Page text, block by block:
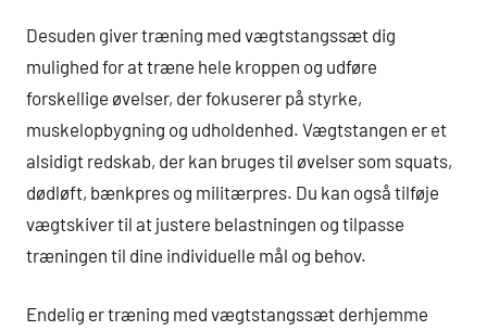
Desuden giver træning med vægtstangssæt dig
mulighed for at træne hele kroppen og udføre
forskellige øvelser, der fokuserer på styrke,
muskelopbygning og udholdenhed. Vægtstangen er et
alsidigt redskab, der kan bruges til øvelser som squats,
dødløft, bænkpres og militærpres. Du kan også tilføje
vægtskiver til at justere belastningen og tilpasse
træningen til dine individuelle mål og behov.
Endelig er træning med vægtstangssæt derhjemme